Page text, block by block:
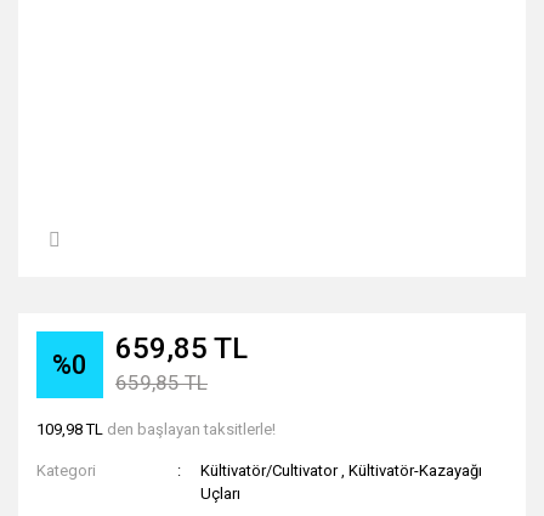
%0 659,85 TL
659,85 TL
109,98 TL den başlayan taksitlerle!
Kategori Kültivatör/Cultivator ,Kültivatör-Kazayağı
Uçları